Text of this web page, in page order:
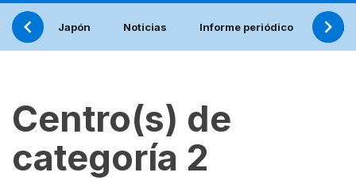
Japón Noticias Informe periódico
Centro(s) de
categoría 2